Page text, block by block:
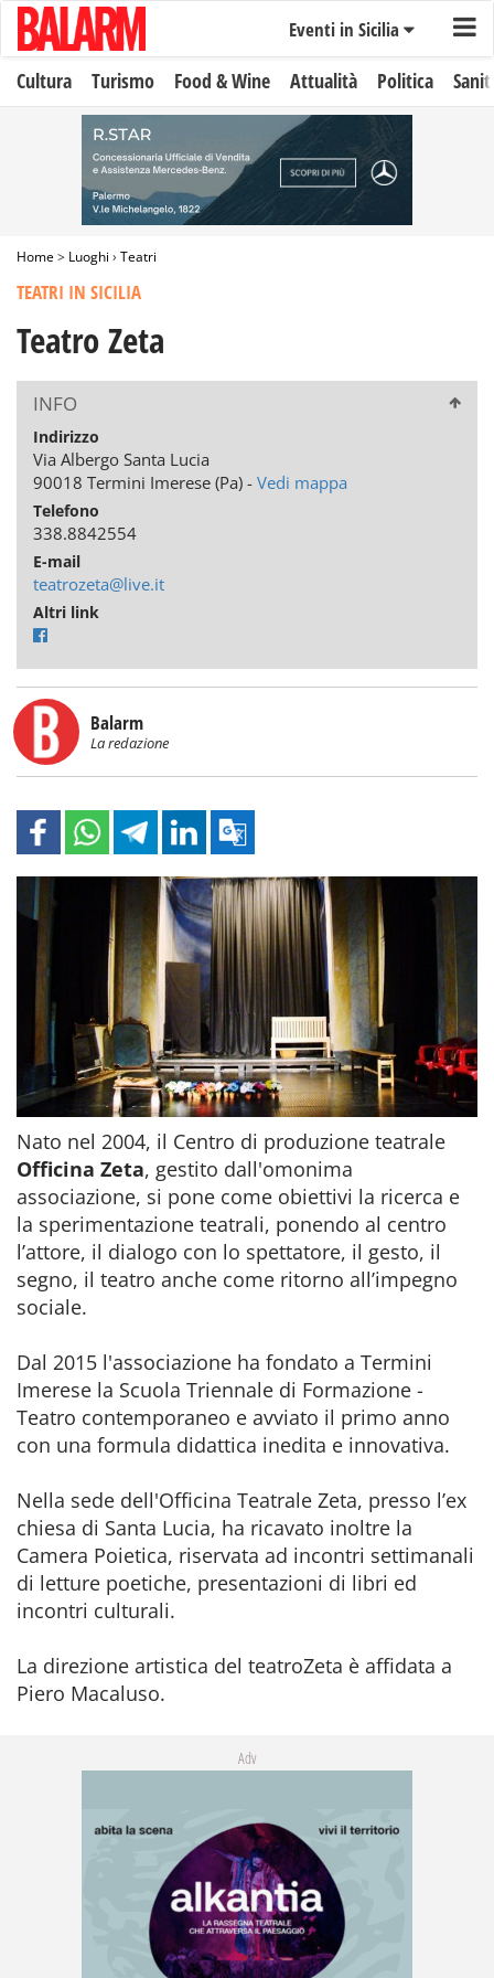
Eventi in Sicilia
Cultura Turismo Food & Wine Attualità Politica
Home> Luoghi › Teatri
TEATRI IN SICILIA
Teatro Zeta
INFO
Indirizzo
Via Albergo Santa Lucia
90018 Termini Imerese (Pa) - Vedi mappa
Telefono
338.8842554
E-mail
teatrozeta@live.it
Altri link
Balarm
La redazione
Nato nel 2004, il Centro di produzione teatrale
Officina Zeta, gestito dall'omonima
associazione, si pone come obiettivi la ricerca e
la sperimentazione teatrali, ponendo al centro
l’attore, il dialogo con lo spettatore, il gesto, il
segno, il teatro anche come ritorno all’impegno
sociale.
Dal 2015 l'associazione ha fondato a Termini
Imerese la Scuola Triennale di Formazione -
Teatro contemporaneo e avviato il primo anno
con una formula didattica inedita e innovativa.
Nella sede dell'Officina Teatrale Zeta, presso l’ex
chiesa di Santa Lucia, ha ricavato inoltre la
Camera Poietica, riservata ad incontri settimanali
di letture poetiche, presentazioni di libri ed
incontri culturali.
La direzione artistica del teatroZeta è affidata a
Piero Macaluso.
Adv